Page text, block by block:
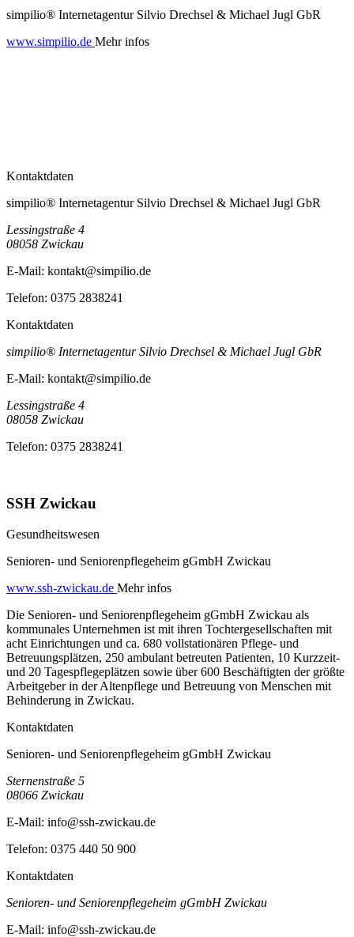
simpilio® Internetagentur Silvio Drechsel & Michael Jugl GbR
www.simpilio.de Mehr infos
Kontaktdaten
simpilio® Internetagentur Silvio Drechsel & Michael Jugl GbR
Lessingstraße 4
08058 Zwickau
E-Mail: kontakt@simpilio.de
Telefon: 0375 2838241
Kontaktdaten
simpilio® Internetagentur Silvio Drechsel & Michael Jugl GbR
E-Mail: kontakt@simpilio.de
Lessingstraße 4
08058 Zwickau
Telefon: 0375 2838241
SSH Zwickau
Gesundheitswesen
Senioren- und Seniorenpflegeheim gGmbH Zwickau
www.ssh-zwickau.de Mehr infos
Die Senioren- und Seniorenpflegeheim gGmbH Zwickau als
kommunales Unternehmen ist mit ihren Tochtergesellschaften mit
acht Einrichtungen und ca. 680 vollstationären Pflege- und
Betreuungsplätzen, 250 ambulant betreuten Patienten, 10 Kurzzeit-
und 20 Tagespflegeplätzen sowie über 600 Beschäftigten der größte
Arbeitgeber in der Altenpflege und Betreuung von Menschen mit
Behinderung in Zwickau.
Kontaktdaten
Senioren- und Seniorenpflegeheim gGmbH Zwickau
Sternenstraße 5
08066 Zwickau
E-Mail: info@ssh-zwickau.de
Telefon: 0375 440 50 900
Kontaktdaten
Senioren- und Seniorenpflegeheim gGmbH Zwickau
E-Mail: info@ssh-zwickau.de